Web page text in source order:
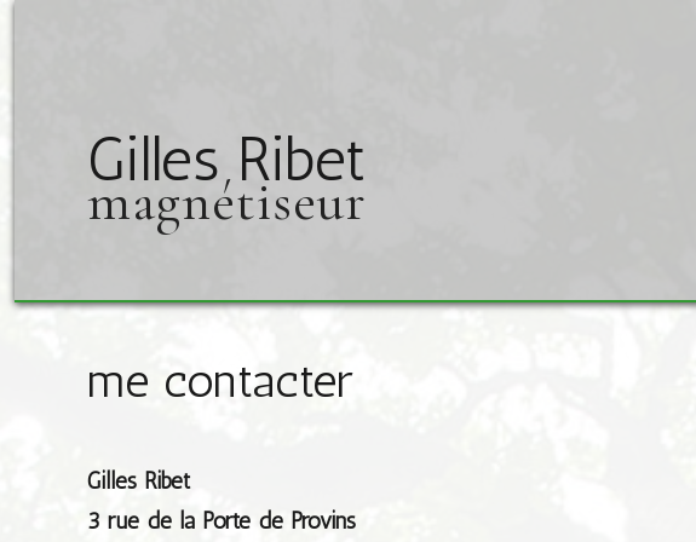
Gilles Ribet
magnétiseur
me contacter
Gilles Ribet
3 rue de la Porte de Provins